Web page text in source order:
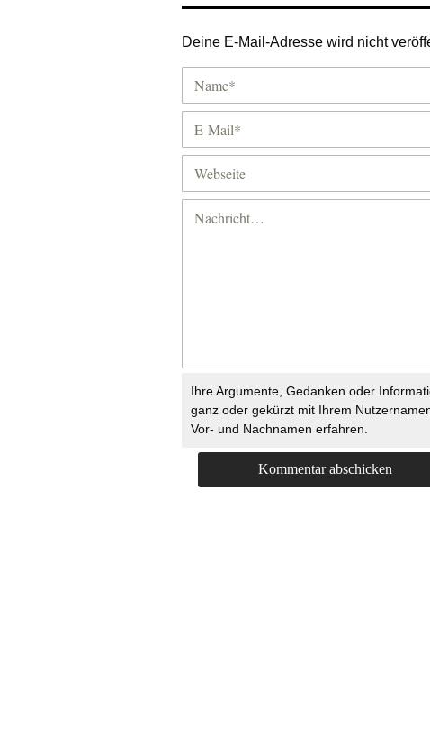
Deine E-Mail-Adresse wird nicht
Ihre Argumente, Gedanken oder
ganz oder gekürzt mit Ihrem
Vor- und Nachnamen erfahren.